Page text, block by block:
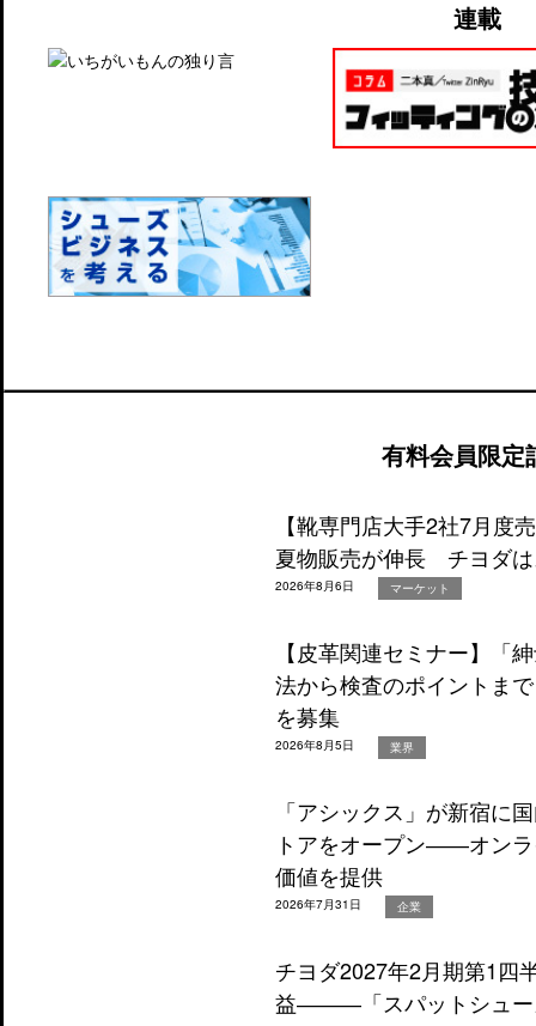
連載
有料会員限定
【靴専門店大手2社7月度
夏物販売が伸長 チヨダ
2026年8月6日 マーケット
【皮革関連セミナー】「
法から検査のポイントま
を募集
2026年8月5日 業界
「アシックス」が新宿に
トアをオープン――オン
価値を提供
2026年7月31日 企業
チヨダ2027年2月期第1四
益―――「スパットシュー